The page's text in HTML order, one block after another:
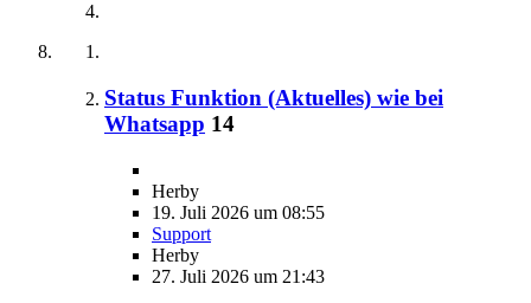
Status Funktion (Aktuelles) wie bei
Whatsapp 14
Herby
19. Juli 2026 um 08:55
Support
Herby
27. Juli 2026 um 21:43